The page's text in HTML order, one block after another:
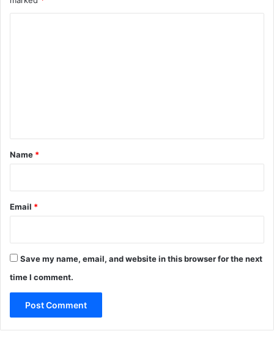
*
Name *
Email *
Save my name, email, and website in this browser for the next
time I comment.